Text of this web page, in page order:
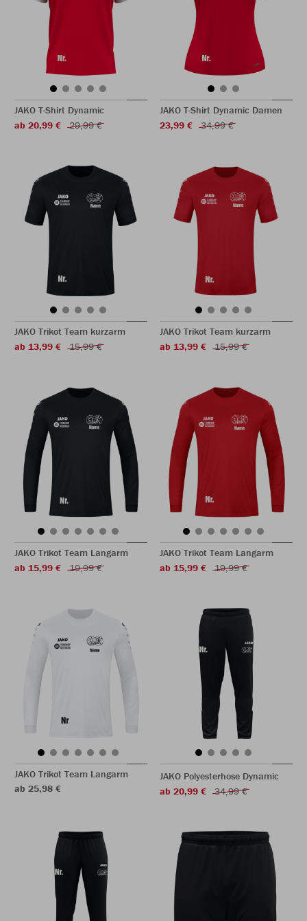
JAKO T-Shirt Dynamic
ab 20,99 €
29,99 €
JAKO T-Shirt Dynamic Damen
23,99 €
34,99 €
JAKO Trikot Team kurzarm
ab 13,99 €
15,99 €
JAKO Trikot Team kurzarm
ab 13,99 €
15,99 €
JAKO Trikot Team Langarm
ab 15,99 €
19,99 €
JAKO Trikot Team Langarm
ab 15,99 €
19,99 €
JAKO Trikot Team Langarm
ab 25,98 €
JAKO Polyesterhose Dynamic
ab 20,99 €
34,99 €